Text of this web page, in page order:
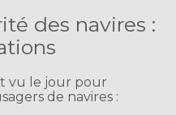
des navires :
vu le jour pour
de navires :